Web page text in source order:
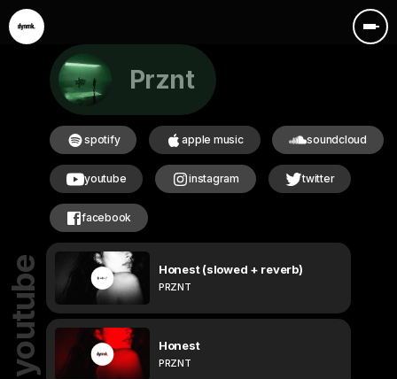
Prznt
spotify apple music soundcloud
youtube instagram twitter
facebook
youtube Honest (slowed + reverb)
PRZNT
Honest
PRZNT